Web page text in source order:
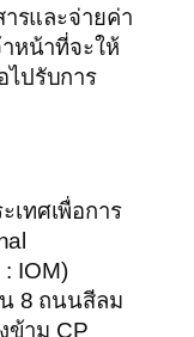
ารและจ่ายค่า
าหน้าที่จะให้
ไปรับการ
เทศเพื่อการ
IOM)
8 ถนนสีลม
ข้าม CP